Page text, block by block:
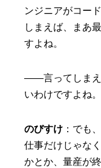
ンジニアがコー
しまえば、まあ
すよね。
——言ってしまえ
いわけですよね。
のびすけ ：でも
仕事だけじゃな
かとか、量産が